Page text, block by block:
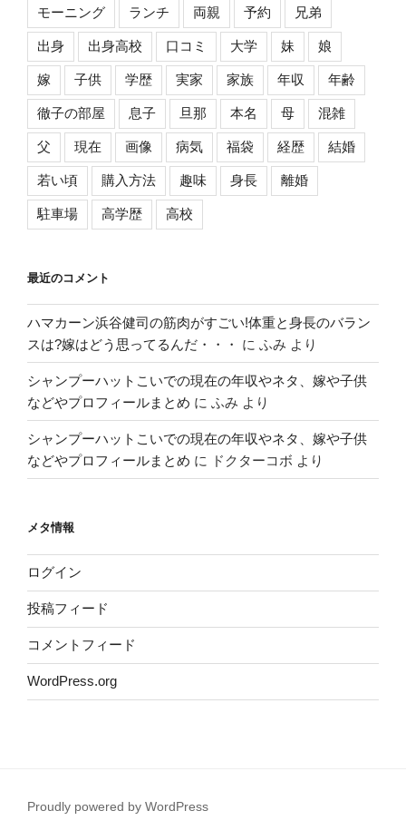
モーニング ランチ 両親 予約 兄弟
出身 出身高校 口コミ 大学 妹 娘
嫁 子供 学歴 実家 家族 年収 年齢
徹子の部屋 息子 旦那 本名 母 混雑
父 現在 画像 病気 福袋 経歴 結婚
若い頃 購入方法 趣味 身長 離婚
駐車場 高学歴 高校
最近のコメント
ハマカーン浜谷健司の筋肉がすごい!体重と身長のバラン
スは?嫁はどう思ってるんだ・・・
に ふみ より
シャンプーハットこいでの現在の年収やネタ、嫁や子供
などやプロフィールまとめ に ふみ より
シャンプーハットこいでの現在の年収やネタ、嫁や子供
などやプロフィールまとめ に ドクターコボ より
メタ情報
ログイン
投稿フィード
コメントフィード
WordPress.org
Proudly powered by WordPress